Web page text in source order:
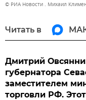
© РИА Новости . Михаил
Читать в
Дмитрий
губернатора
заместителем
торговли РФ.